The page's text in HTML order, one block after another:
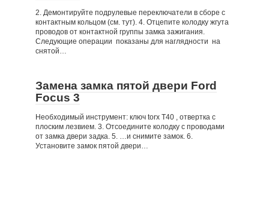
2. Демонтируйте подрулевые переключатели в сборе с
контактным кольцом (см. тут). 4. Отцепите колодку жгута
проводов от контактной группы замка зажигания.
Следующие операции показаны для наглядности на
снятой…
Замена замка пятой двери Ford
Focus 3
Необходимый инструмент: ключ torx Т40 , отвертка с
плоским лезвием. 3. Отсоедините колодку с проводами
от замка двери задка. 5. …и снимите замок. 6.
Установите замок пятой двери…